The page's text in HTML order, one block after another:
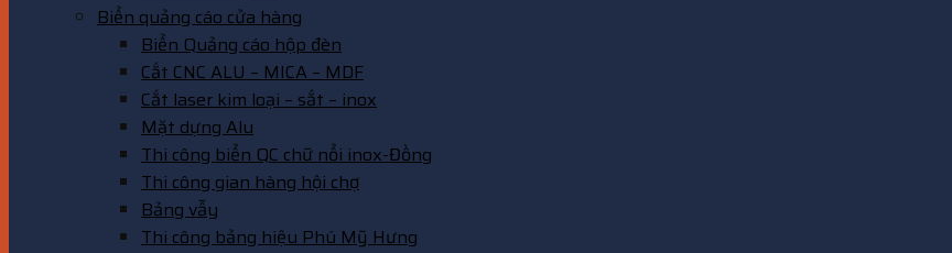
Biển quảng cáo cửa hàng
Biển Quảng cáo hộp đèn
Cắt CNC ALU – MICA – MDF
Cắt laser kim loại – sắt – inox
Mặt dựng Alu
Thi công biển QC chữ nổi inox-Đồng
Thi công gian hàng hội chợ
Bảng vẫy
Thi công bảng hiệu Phú Mỹ Hưng